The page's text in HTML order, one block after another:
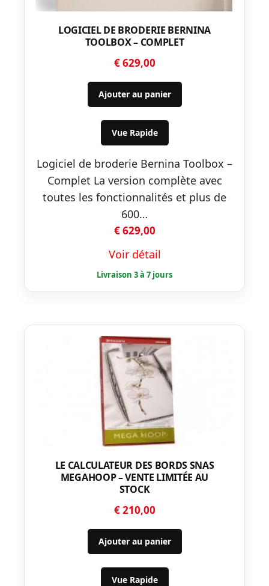
LOGICIEL DE BRODERIE BERNINA
TOOLBOX – COMPLET
€629,00
Ajouter au panier
Vue Rapide
Logiciel de broderie Bernina Toolbox –
Complet La version complète avec
toutes les fonctionnalités et plus de
600…
€629,00
Voir détail
LE CALCULATEUR DES BORDS SNAS
MEGAHOOP – VENTE LIMITÉE AU
STOCK
€210,00
Ajouter au panier
Vue Rapide